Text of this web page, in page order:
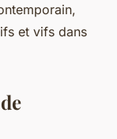
et vifs dans